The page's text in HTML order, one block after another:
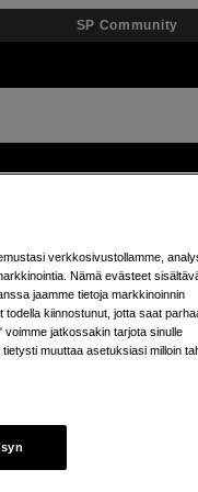
SP Community
osta omasi jo
verkkosivustollamme,
Nämä evästeet
jaamme tietoja markkinoinnin
kiinnostunut, jotta saat
jatkossakin tarjota sinulle
muuttaa asetuksiasi milloin